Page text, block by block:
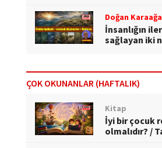
Doğan
İnsanlığın
sağlayan iki
ÇOK OKUNANLAR (HAFTALIK)
Kitap
İyi bir çocuk
olmalıdır? /